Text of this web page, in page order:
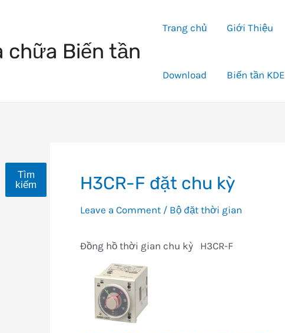
chữa Biến tần
Trang chủ Giới Thiệu
Download Biến tần KDE
Tìm
kiếm
H3CR-F đặt chu kỳ
Leave a Comment / Bộ đặt thời gian
Đồng hồ thời gian chu kỳ H3CR-F